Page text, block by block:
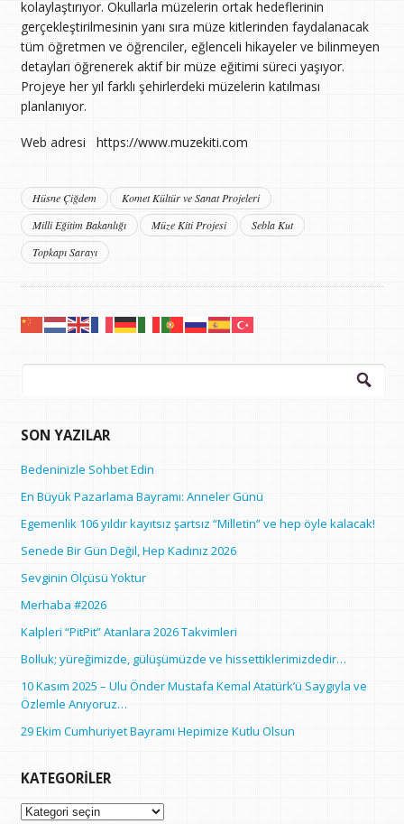
kolaylaştırıyor. Okullarla müzelerin ortak hedeflerinin
gerçekleştirilmesinin yanı sıra müze kitlerinden faydalanacak
tüm öğretmen ve öğrenciler, eğlenceli hikayeler ve bilinmeyen
detayları öğrenerek aktif bir müze eğitimi süreci yaşıyor.
Projeye her yıl farklı şehirlerdeki müzelerin katılması
planlanıyor.
Web adresi https://www.muzekiti.com
Hüsne Çiğdem
Komet Kültür ve Sanat Projeleri
Milli Eğitim Bakanlığı
Müze Kiti Projesi
Sebla Kut
Topkapı Sarayı
Arama:
SON YAZILAR
Bedeninizle Sohbet Edin
En Büyük Pazarlama Bayramı: Anneler Günü
Egemenlik 106 yıldır kayıtsız şartsız “Milletin” ve hep öyle kalacak!
Senede Bir Gün Değil, Hep Kadınız 2026
Sevginin Ölçüsü Yoktur
Merhaba #2026
Kalpleri “PitPit” Atanlara 2026 Takvimleri
Bolluk; yüreğimizde, gülüşümüzde ve hissettiklerimizdedir…
10 Kasım 2025 – Ulu Önder Mustafa Kemal Atatürk’ü Saygıyla ve
Özlemle Anıyoruz…
29 Ekim Cumhuriyet Bayramı Hepimize Kutlu Olsun
KATEGORILER
Kategoriler